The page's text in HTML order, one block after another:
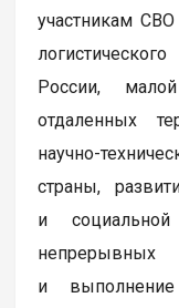
участникам
России,
отдаленных
научно-
страны,
и социальной
и выполнение